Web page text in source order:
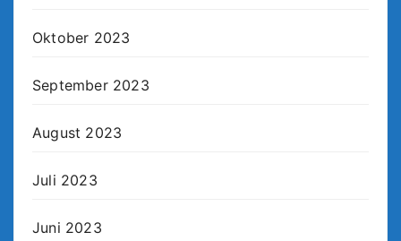
Oktober 2023
September 2023
August 2023
Juli 2023
Juni 2023